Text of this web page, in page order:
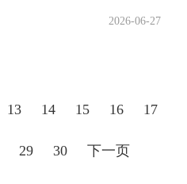
2026-06-27
13 14 15 16 17
29 30 下一页